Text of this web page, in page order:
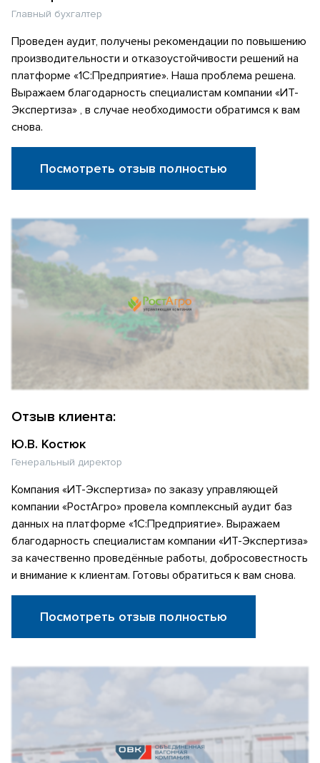
Главный бухгалтер
Проведен аудит, получены рекомендации по повышению
производительности и отказоустойчивости решений на
платформе «1С:Предприятие». Наша проблема решена.
Выражаем благодарность специалистам компании «ИТ-
Экспертиза» , в случае необходимости обратимся к вам
снова.
Посмотреть отзыв полностью
Отзыв клиента:
Ю.В. Костюк
Генеральный директор
Компания «ИТ-Экспертиза» по заказу управляющей
компании «РостАгро» провела комплексный аудит баз
данных на платформе «1С:Предприятие». Выражаем
благодарность специалистам компании «ИТ-Экспертиза»
за качественно проведённые работы, добросовестность
и внимание к клиентам. Готовы обратиться к вам снова.
Посмотреть отзыв полностью